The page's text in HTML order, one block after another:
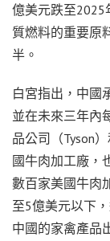
億美元跌至2025
質燃料的重要原
半。
白宮指出，中國
並在未來三年內
品公司（Tyson
國牛肉加工廠，
數百家美國牛肉
至5億美元以下
中國的家禽產品